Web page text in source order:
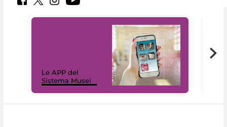
Le APP del
Sistema Musei